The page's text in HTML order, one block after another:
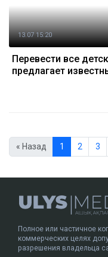
13.07 15:20
Перевести все
предлагает
« Назад 1 2 3
Полное или частичное
коммерческих целях
разрешения владельца